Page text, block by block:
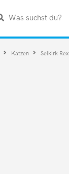
Was suchst du?
Katzen Selkirk Rex